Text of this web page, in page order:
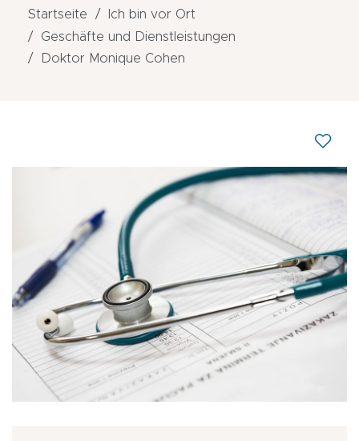
Startseite
Ich bin vor Ort
Geschäfte und Dienstleistungen
Doktor Monique Cohen